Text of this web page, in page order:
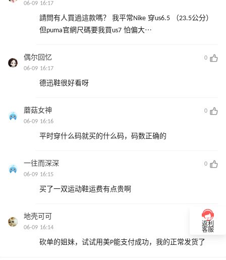
06-09 16:17
請問有人買過這款嗎？ 我平常Nike 穿us6.5 （23.5公分）
但puma官網尺碼要我買us7 怕偏大⋯
偶尔回忆
0
06-09 16:17
德迅鞋很好看呀
蘑菇女神
0
06-09 16:16
平时穿什么码就买的什么码，码数正确的
一往而深深
0
06-09 16:15
买了一双运动鞋运费有点贵啊
地壳可可
0
06-09 16:14
砍单的姐妹，试试用美P能支付成功，我的正常发货了
返利
客服